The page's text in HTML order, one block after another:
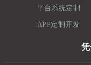
平台系统定制
APP定制开发